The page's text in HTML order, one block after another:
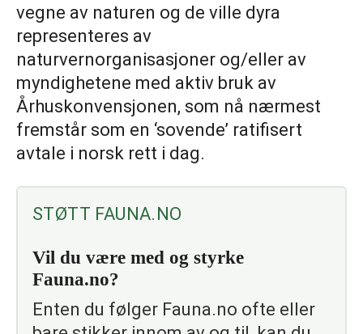
vegne av naturen og de ville dyra
representeres av
naturvernorganisasjoner og/eller av
myndighetene med aktiv bruk av
Århuskonvensjonen, som nå nærmest
fremstår som en ‘sovende’ ratifisert
avtale i norsk rett i dag.
STØTT FAUNA.NO
Vil du være med og styrke
Fauna.no?
Enten du følger Fauna.no ofte eller